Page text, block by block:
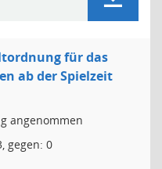
für das
ab der Spielzeit
angenommen
gegen: 0